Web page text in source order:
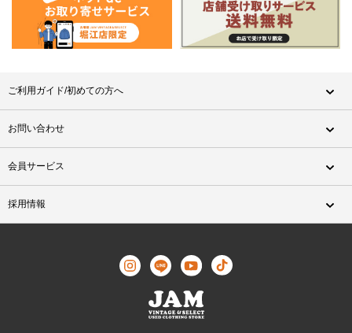
ご利用ガイド/初めての方へ
お問い合わせ
会員サービス
採用情報